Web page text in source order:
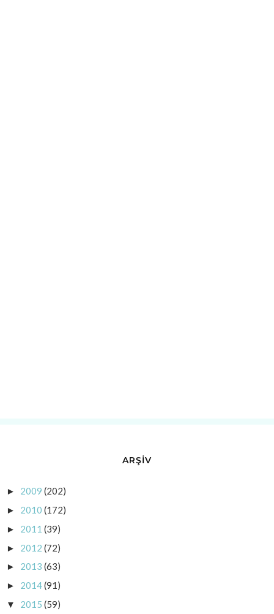
ARŞİV
► 2009 (202)
► 2010 (172)
► 2011 (39)
► 2012 (72)
► 2013 (63)
► 2014(91)
▼ 2015 (59)